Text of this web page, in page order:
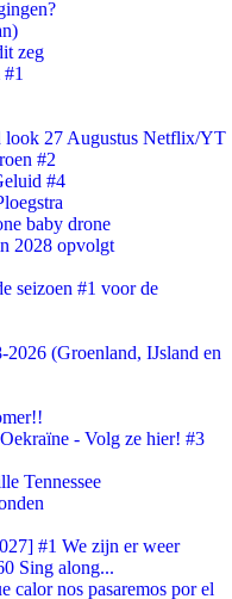
zeg
27 Augustus Netflix/YT
#2
#4
baby drone
2028 opvolgt
seizoen #1 voor de
(Groenland, IJsland en
- Volg ze hier! #3
Tennessee
#1 We zijn er weer
Sing along...
calor nos pasaremos por el